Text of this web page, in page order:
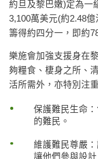
約旦及黎巴嫩)定為一
3,100萬美元(約2.48
籌得約四分一，即約
樂施會加強支援身在
夠糧食、棲身之所、
活所需外，亦特別注
保護難民生命
的難民。
維護難民尊嚴
讓他們參與設